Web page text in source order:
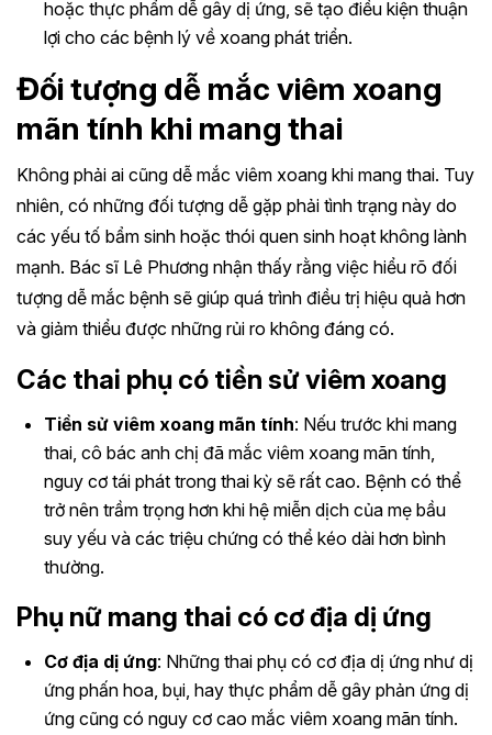
hoặc thực phẩm dễ gây dị ứng, sẽ tạo điều kiện thuận
lợi cho các bệnh lý về xoang phát triển.
Đối tượng dễ mắc viêm xoang
mãn tính khi mang thai
Không phải ai cũng dễ mắc viêm xoang khi mang thai. Tuy
nhiên, có những đối tượng dễ gặp phải tình trạng này do
các yếu tố bẩm sinh hoặc thói quen sinh hoạt không lành
mạnh. Bác sĩ Lê Phương nhận thấy rằng việc hiểu rõ đối
tượng dễ mắc bệnh sẽ giúp quá trình điều trị hiệu quả hơn
và giảm thiểu được những rủi ro không đáng có.
Các thai phụ có tiền sử viêm xoang
Tiền sử viêm xoang mãn tính: Nếu trước khi mang
thai, cô bác anh chị đã mắc viêm xoang mãn tính,
nguy cơ tái phát trong thai kỳ sẽ rất cao. Bệnh có thể
trở nên trầm trọng hơn khi hệ miễn dịch của mẹ bầu
suy yếu và các triệu chứng có thể kéo dài hơn bình
thường.
Phụ nữ mang thai có cơ địa dị ứng
Cơ địa dị ứng: Những thai phụ có cơ địa dị ứng như dị
ứng phấn hoa, bụi, hay thực phẩm dễ gây phản ứng dị
ứng cũng có nguy cơ cao mắc viêm xoang mãn tính.